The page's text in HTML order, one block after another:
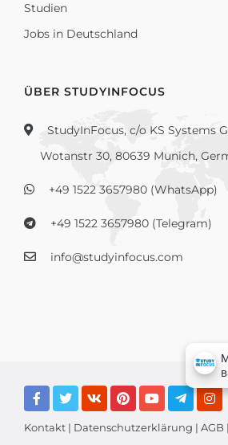
Studien
Jobs in Deutschland
ÜBER STUDYINFOCUS
StudyInFocus, c/o KS Systems
Wotanstr 30, 80639 Munich,
+49 1522 3657980 (WhatsApp)
+49 1522 3657980 (Telegram)
info@studyinfocus.com
Kontakt | Datenschutzerklärung | AGB |